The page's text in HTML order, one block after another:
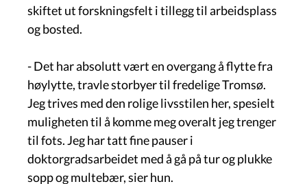
skiftet ut forskningsfelt i tillegg til arbeidsplass
og bosted.
- Det har absolutt vært en overgang å flytte fra
høylytte, travle storbyer til fredelige Tromsø.
Jeg trives med den rolige livsstilen her, spesielt
muligheten til å komme meg overalt jeg trenger
til fots. Jeg har tatt fine pauser i
doktorgradsarbeidet med å gå på tur og plukke
sopp og multebær, sier hun.